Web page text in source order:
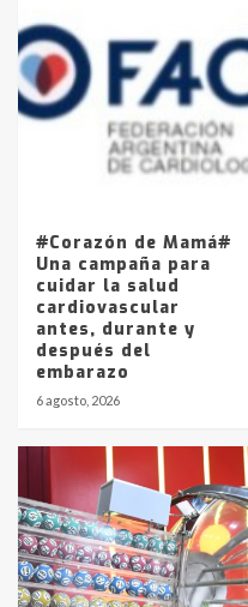
4
Accidente
joven de
Los
La
entre 857
#Corazón de Mamá#
Una campaña para
cuidar la salud
cardiovascular
antes, durante y
después del
embarazo
6 agosto, 2026